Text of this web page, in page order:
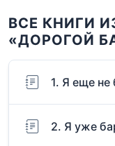
ВСЕ КНИГИ
«ДОРОГОЙ
1. Я еще не
2. Я уже